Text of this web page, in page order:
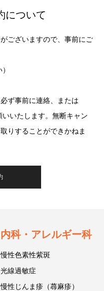
について
ございますので、事前にご
ず事前に連絡、または
いたします。無断キャン
りすることができかねま
内科・アレルギー科
慢性色素性紫斑
光線過敏症
慢性じんま疹（蕁麻疹）